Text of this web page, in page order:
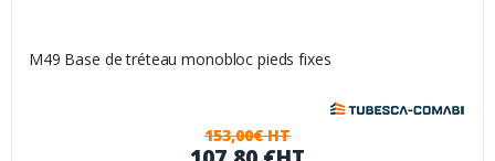
M49 Base de tréteau monobloc pieds fixes
153,00€ HT